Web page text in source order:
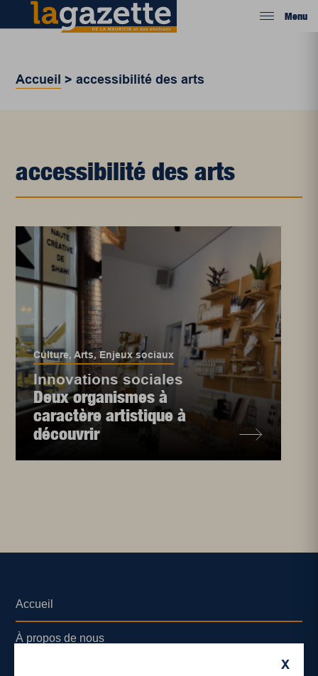
Menu
Accueil >accessibilité des arts
accessibilité des arts
Culture,Arts,Enjeux sociaux
Innovations sociales
Deux organismes à
caractère artistique à
découvrir
X
Accueil
À propos de nous